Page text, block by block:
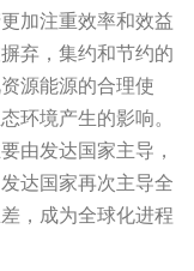
加注重效率和效益
弃，集约和节约的
源能源的合理使
环境产生的影响。
由发达国家主导，
达国家再次主导全
，成为全球化进程